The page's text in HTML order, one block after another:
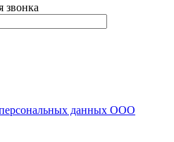
звонка
данных ООО